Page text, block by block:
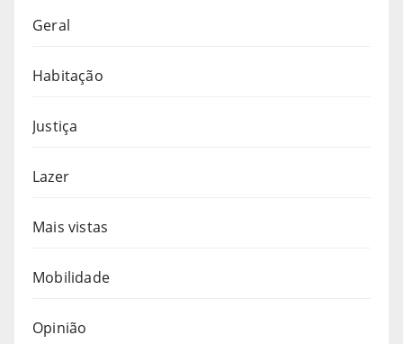
Geral
Habitação
Justiça
Lazer
Mais vistas
Mobilidade
Opinião